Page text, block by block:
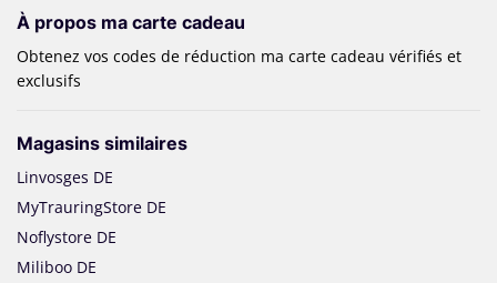
À propos ma carte cadeau
Obtenez vos codes de réduction ma carte cadeau vérifiés et
exclusifs
Magasins similaires
Linvosges DE
MyTrauringStore DE
Noflystore DE
Miliboo DE